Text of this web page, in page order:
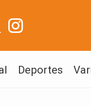
Deportes